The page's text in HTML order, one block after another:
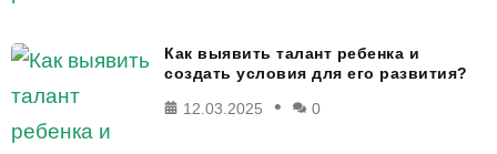
Как выявить талант ребенка и
создать условия для его развития?
12.03.2025
0